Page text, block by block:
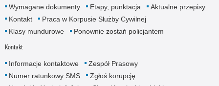
Wymagane dokumenty
Etapy, punktacja
Aktualne przepisy
Kontakt
Praca w Korpusie Służby Cywilnej
Klasy mundurowe
Ponownie zostań policjantem
Kontakt
Informacje kontaktowe
Zespół Prasowy
Numer ratunkowy SMS
Zgłoś korupcję